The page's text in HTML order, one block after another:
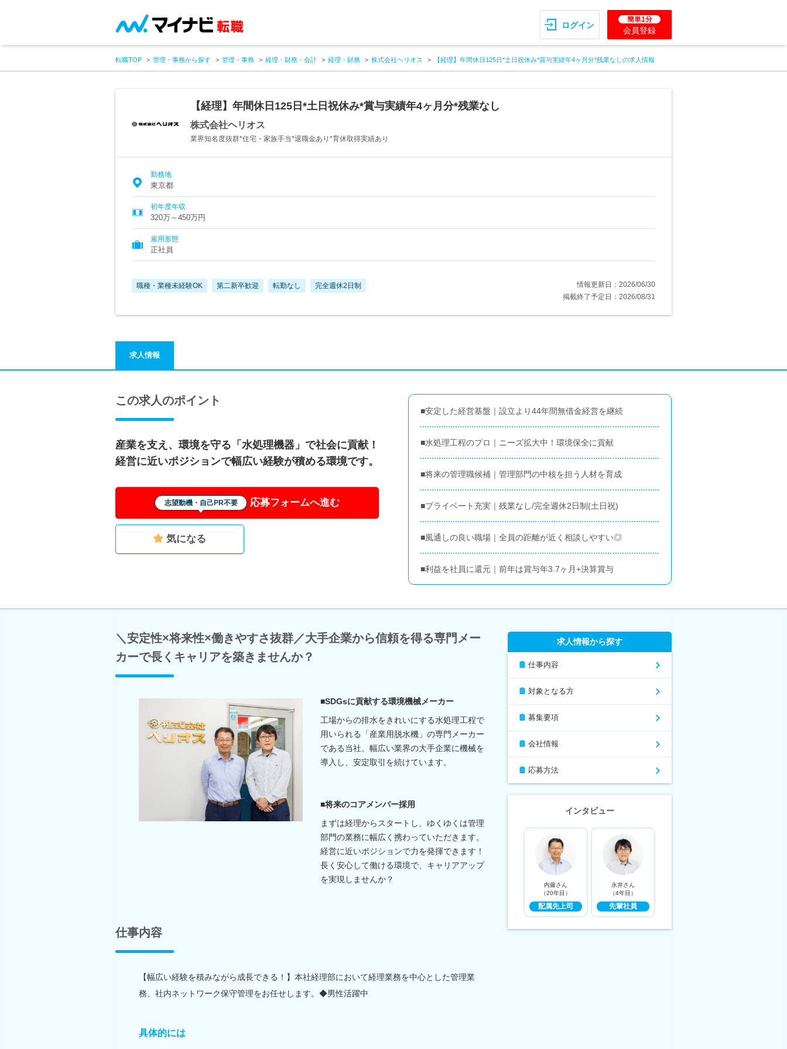
ログイン
簡単1分
会員登録
転職TOP 管理・事務から探す 管理・事務 経理・財務・会計 経理・財務 株式会社ヘリオス 【経理】年間休日125日*土日祝休み*賞与実績年4ヶ月分*残業なしの求人情報
【経理】年間休日125日*土日祝休み*賞与実績年4ヶ月分*残業なし
株式会社ヘリオス
業界知名度抜群*住宅・家族手当*退職金あり*育休取得実績あり
勤務地
東京都
初年度年収
320万～450万円
雇用形態
正社員
職種・業種未経験OK 第二新卒歓迎 転勤なし 完全週休2日制
情報更新日：2026/06/30
掲載終了予定日：2026/08/31
求人情報
この求人のポイント
産業を支え、環境を守る「水処理機器」で社会に貢献！
経営に近いポジションで幅広い経験が積める環境です。
志望動機・自己PR不要 応募フォームへ進む
気になる
■安定した経営基盤｜設立より44年間無借金経営を継続
■水処理工程のプロ｜ニーズ拡大中！環境保全に貢献
■将来の管理職候補｜管理部門の中核を担う人材を育成
■プライベート充実｜残業なし/完全週休2日制(土日祝)
■風通しの良い職場｜全員の距離が近く相談しやすい◎
■利益を社員に還元｜前年は賞与年3.7ヶ月+決算賞与
＼安定性×将来性×働きやすさ抜群／大手企業から信頼を得る専門メー
カーで長くキャリアを築きませんか？
■SDGsに貢献する環境機械メーカー
工場からの排水をきれいにする水処理工程で
用いられる「産業用脱水機」の専門メーカー
である当社。幅広い業界の大手企業に機械を
導入し、安定取引を続けています。
■将来のコアメンバー採用
まずは経理からスタートし、ゆくゆくは管理
部門の業務に幅広く携わっていただきます。
経営に近いポジションで力を発揮できます！
長く安心して働ける環境で、キャリアアップ
を実現しませんか？
仕事内容
【幅広い経験を積みながら成長できる！】本社経理部において経理業務を中心とした管理業
務、社内ネットワーク保守管理をお任せします。◆男性活躍中
具体的には
求人情報から探す
仕事内容
対象となる方
募集要項
会社情報
応募方法
インタビュー
内藤さん
（20年目）
配属先上司
永井さん
（4年目）
先輩社員